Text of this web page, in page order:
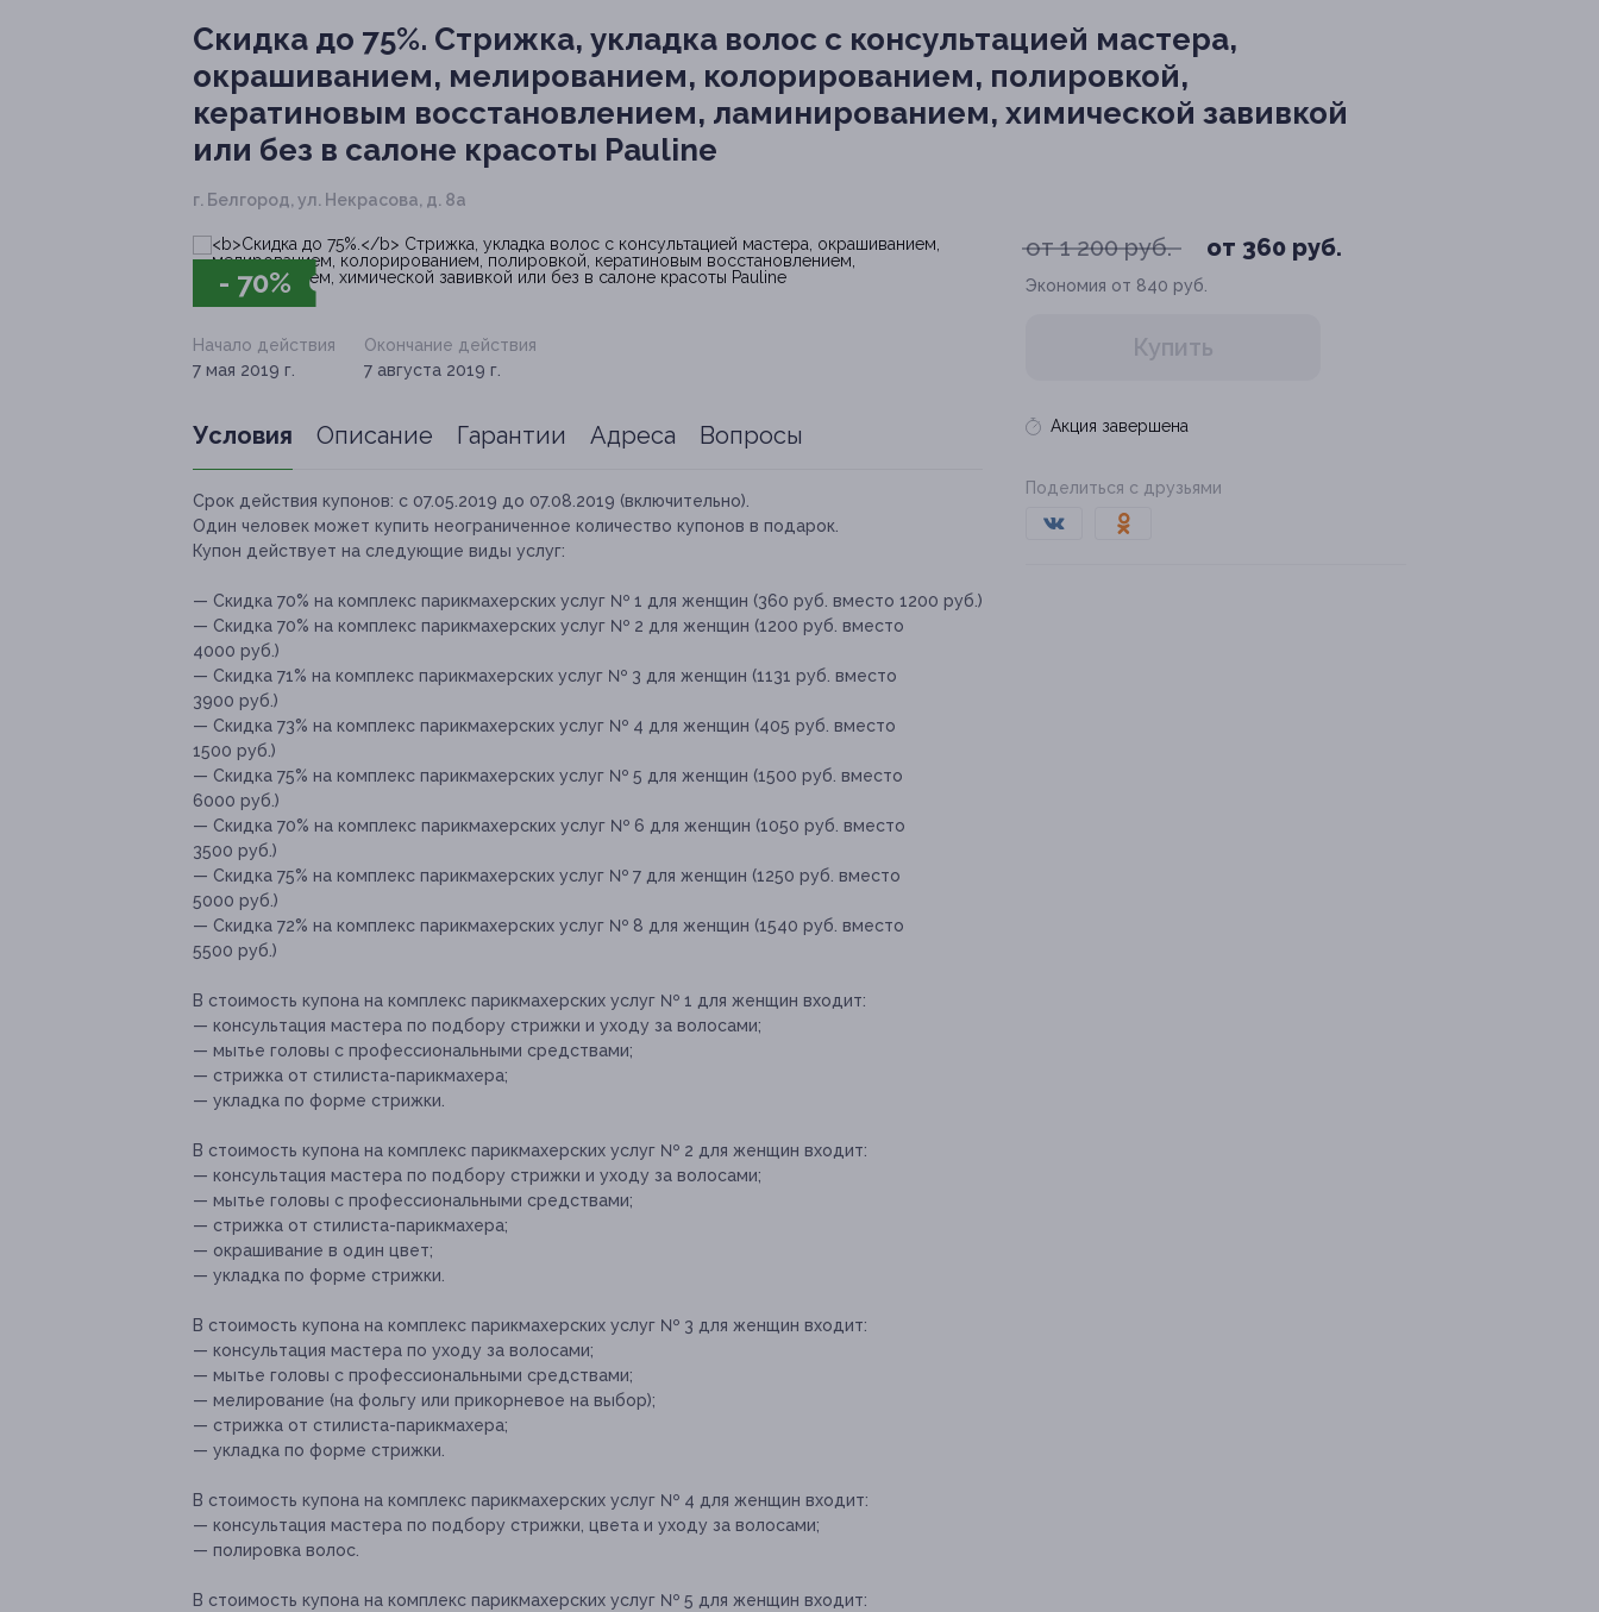
Скидка до 75%. Стрижка, укладка волос с консультацией мастера,
окрашиванием, мелированием, колорированием, полировкой,
кератиновым восстановлением, ламинированием, химической завивкой
или без в салоне красоты Pauline
г. Белгород, ул. Некрасова, д. 8а
- 70%
от 1 200 руб. от 360 руб.
Экономия от 840 руб.
Купить
Акция завершена
Поделиться с друзьями
Начало действия
7 мая 2019 г.
Окончание действия
7 августа 2019 г.
Условия Описание Гарантии Адреса Вопросы
Срок действия купонов: с 07.05.2019 до 07.08.2019 (включительно).
Один человек может купить неограниченное количество купонов в подарок.
Купон действует на следующие виды услуг:
— Скидка 70% на комплекс парикмахерских услуг № 1 для женщин (360 руб. вместо 1200 руб.)
— Скидка 70% на комплекс парикмахерских услуг № 2 для женщин (1200 руб. вместо
4000 руб.)
— Скидка 71% на комплекс парикмахерских услуг № 3 для женщин (1131 руб. вместо
3900 руб.)
— Скидка 73% на комплекс парикмахерских услуг № 4 для женщин (405 руб. вместо
1500 руб.)
— Скидка 75% на комплекс парикмахерских услуг № 5 для женщин (1500 руб. вместо
6000 руб.)
— Скидка 70% на комплекс парикмахерских услуг № 6 для женщин (1050 руб. вместо
3500 руб.)
— Скидка 75% на комплекс парикмахерских услуг № 7 для женщин (1250 руб. вместо
5000 руб.)
— Скидка 72% на комплекс парикмахерских услуг № 8 для женщин (1540 руб. вместо
5500 руб.)
В стоимость купона на комплекс парикмахерских услуг № 1 для женщин входит:
— консультация мастера по подбору стрижки и уходу за волосами;
— мытье головы с профессиональными средствами;
— стрижка от стилиста-парикмахера;
— укладка по форме стрижки.
В стоимость купона на комплекс парикмахерских услуг № 2 для женщин входит:
— консультация мастера по подбору стрижки и уходу за волосами;
— мытье головы с профессиональными средствами;
— стрижка от стилиста-парикмахера;
— окрашивание в один цвет;
— укладка по форме стрижки.
В стоимость купона на комплекс парикмахерских услуг № 3 для женщин входит:
— консультация мастера по уходу за волосами;
— мытье головы с профессиональными средствами;
— мелирование (на фольгу или прикорневое на выбор);
— стрижка от стилиста-парикмахера;
— укладка по форме стрижки.
В стоимость купона на комплекс парикмахерских услуг № 4 для женщин входит:
— консультация мастера по подбору стрижки, цвета и уходу за волосами;
— полировка волос.
В стоимость купона на комплекс парикмахерских услуг № 5 для женщин входит: